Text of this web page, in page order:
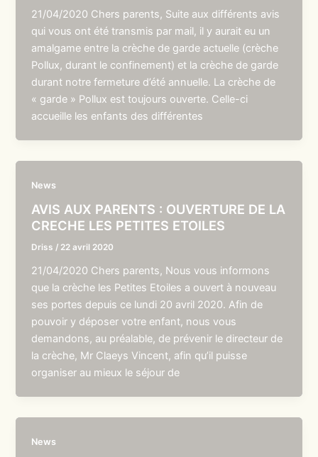
21/04/2020 Chers parents, Suite aux différents avis
qui vous ont été transmis par mail, il y aurait eu un
amalgame entre la crèche de garde actuelle (crèche
Pollux, durant le confinement) et la crèche de garde
durant notre fermeture d’été annuelle. La crèche de
« garde » Pollux est toujours ouverte. Celle-ci
accueille les enfants des différentes
News
AVIS AUX PARENTS : OUVERTURE DE LA
CRECHE LES PETITES ETOILES
Driss / 22 avril 2020
21/04/2020 Chers parents, Nous vous informons
que la crèche les Petites Etoiles a ouvert à nouveau
ses portes depuis ce lundi 20 avril 2020. Afin de
pouvoir y déposer votre enfant, nous vous
demandons, au préalable, de prévenir le directeur de
la crèche, Mr Claeys Vincent, afin qu’il puisse
organiser au mieux le séjour de
News